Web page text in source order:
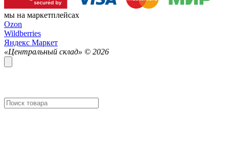
мы на маркетплейсах
Ozon
Wildberries
Яндекс Маркет
«Центральный склад» © 2026